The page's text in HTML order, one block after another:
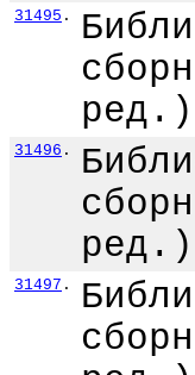
31495 .
31496 .
31497 .